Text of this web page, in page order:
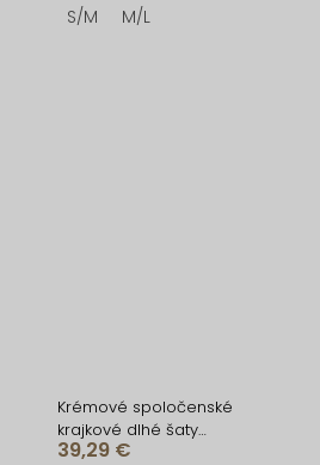
S/M M/L
Krémové spoločenské
krajkové dlhé šaty
KRETONA
39,29 €